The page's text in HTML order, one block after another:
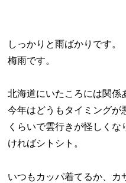
しっかりと雨ばかりです。
梅雨です。
北海道にいたころには関
今年はどうもタイミング
くらいで雲行きが怪しく
ければシトシト。
いつもカッパ着てるか、カ